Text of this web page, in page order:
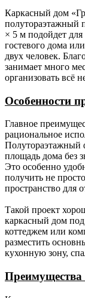
Перегородки.
Ригель.
Раскосы.
(наружные
стены,
фасады).
Стропильная
система.
Гидро-,
ветроизоляция.
Обрешётка.
Каркасный дом
полутораэтажный
× 5 м подойдет для
гостевого дома
двух человек.
занимает много
организовать всё
Особенности
Главное
рациональное
Полутораэтажный
площадь дома без
Это особенно
получить не
пространство для
Такой проект
каркасный дом
коттеджем или
разместить
кухонную зону,
Преимущества